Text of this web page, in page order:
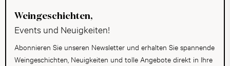
Weingeschichten,
Events und Neuigkeiten!
Abonnieren Sie unseren Newsletter und erhalten Sie spannende
Weingeschichten, Neuigkeiten und tolle Angebote direkt in Ihre